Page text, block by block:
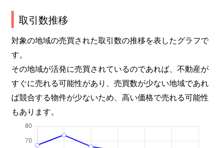
取引数推移
対象の地域の売買された取引数の推移を表したグラフで
す。
その地域が活発に売買されているのであれば、不動産が
すぐに売れる可能性があり、売買数が少ない地域であれ
ば競合する物件が少ないため、高い価格で売れる可能性
もあります。